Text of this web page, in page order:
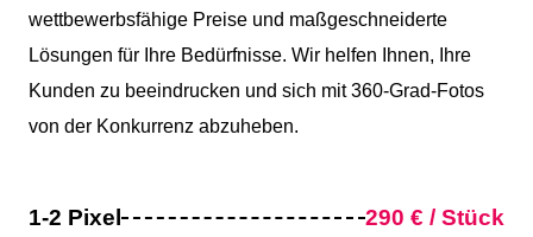
wettbewerbsfähige Preise und maßgeschneiderte
Lösungen für Ihre Bedürfnisse. Wir helfen Ihnen, Ihre
Kunden zu beeindrucken und sich mit 360-Grad-Fotos
von der Konkurrenz abzuheben.
1-2 Pixel 290 € / Stück